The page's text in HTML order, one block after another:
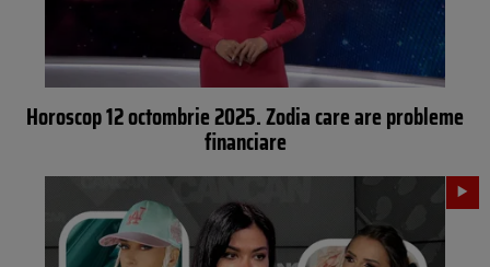
Horoscop 12 octombrie 2025. Zodia care are probleme
financiare